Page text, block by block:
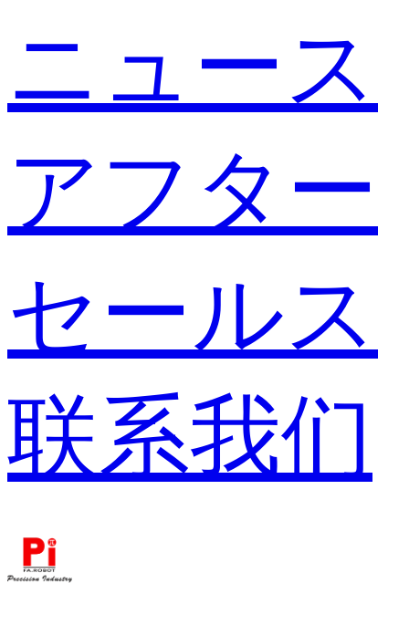
ニュース
アフター
セールス
联系我们